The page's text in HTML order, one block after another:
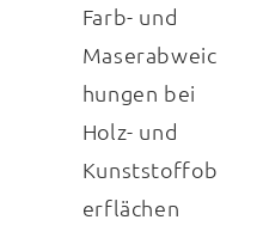
Farb- und
Maserabweic
hungen bei
Holz- und
Kunststoffob
erflächen